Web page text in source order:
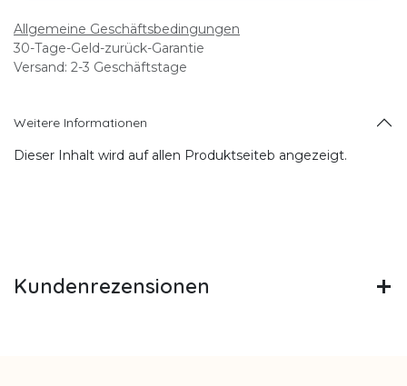
Allgemeine Geschäftsbedingungen
30-Tage-Geld-zurück-Garantie
Versand: 2-3 Geschäftstage
Weitere Informationen
Dieser Inhalt wird auf allen Produktseiteb angezeigt.
Kundenrezensionen